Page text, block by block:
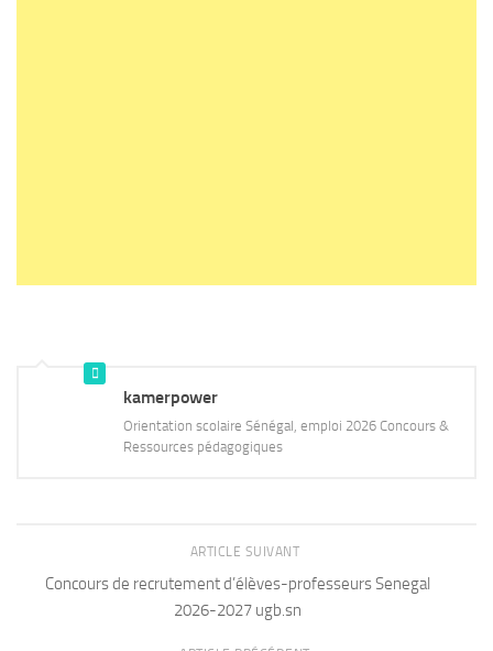
kamerpower
Orientation scolaire Sénégal, emploi 2026 Concours &
Ressources pédagogiques
ARTICLE SUIVANT
Concours de recrutement d’élèves-professeurs Senegal
2026-2027 ugb.sn